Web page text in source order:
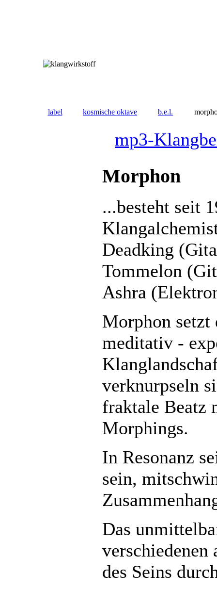
label kosmische oktave b.e.l.
mp3-
Morphon
...besteht seit
Deadking
Tommelon
Ashra
Morphon setzt
meditativ -
verknurpseln
fraktale Beatz
Morphings.
In Resonanz
sein,
Das
verschiedenen
des Seins